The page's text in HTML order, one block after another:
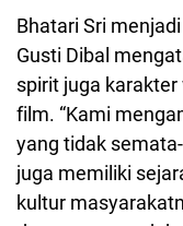
Bhatari Sri
Gusti Dibal
spirit juga
film. “Kami
yang tidak
juga memiliki
kultur